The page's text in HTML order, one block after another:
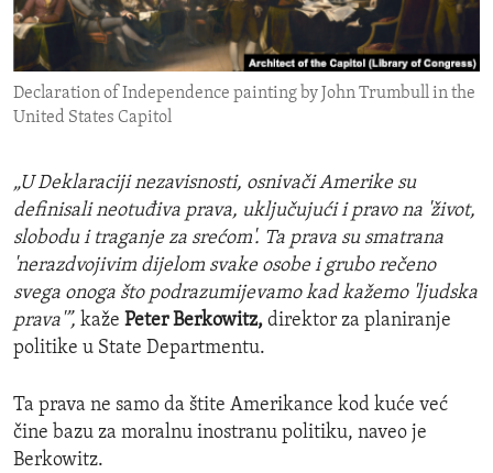
ENVIRONMENT AND HEALTH
IDEALS AND INSTITUTIONS
Declaration of Independence painting by John Trumbull in the
United States Capitol
„U Deklaraciji nezavisnosti, osnivači Amerike su
definisali neotuđiva prava, uključujući i pravo na život,
slobodu i traganje za srećom. Ta prava su smatrana
nerazdvojivim dijelom svake osobe i grubo rečeno
svega onoga što podrazumijevamo kad kažemo ljudska
prava'”, kaže Peter Berkowitz, direktor za planiranje
politike u State Departmentu.
Ta prava ne samo da štite Amerikance kod kuće već
čine bazu za moralnu inostranu politiku, naveo je
Berkowitz.